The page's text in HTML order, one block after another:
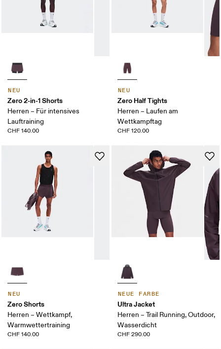
NEU
Zero 2-in-1 Shorts
Herren – Für intensives
Lauftraining
CHF 140.00
NEU
Zero Half Tights
Herren – Laufen am
Wettkampftag
CHF 120.00
NEU
Zero Shorts
Herren – Wettkampf,
Warmwettertraining
CHF 140.00
NEUE FARBE
Ultra Jacket
Herren – Trail Running, Outdoor,
Wasserdicht
CHF 290.00